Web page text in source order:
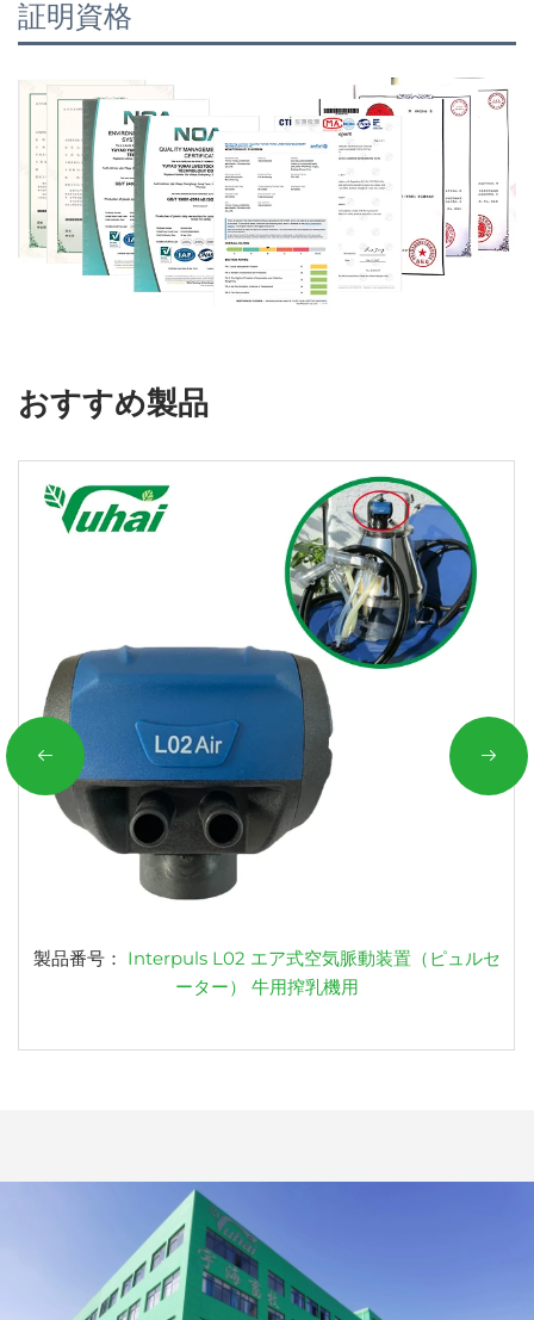
証明資格
おすすめ製品
製品番号： Interpuls L02 エア式空気脈動装置（ピュルセ
ーター） 牛用搾乳機用